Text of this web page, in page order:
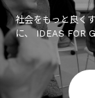
社会をもっと良く
に、 IDEAS FOR